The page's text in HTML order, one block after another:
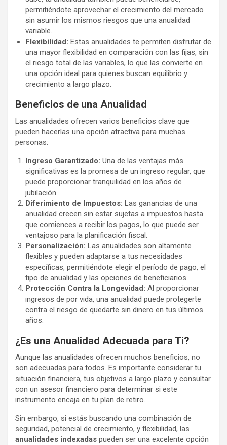
permitiéndote aprovechar el crecimiento del mercado
sin asumir los mismos riesgos que una anualidad
variable.
Flexibilidad: Estas anualidades te permiten disfrutar de
una mayor flexibilidad en comparación con las fijas, sin
el riesgo total de las variables, lo que las convierte en
una opción ideal para quienes buscan equilibrio y
crecimiento a largo plazo.
Beneficios de una Anualidad
Las anualidades ofrecen varios beneficios clave que
pueden hacerlas una opción atractiva para muchas
personas:
Ingreso Garantizado: Una de las ventajas más
significativas es la promesa de un ingreso regular, que
puede proporcionar tranquilidad en los años de
jubilación.
Diferimiento de Impuestos: Las ganancias de una
anualidad crecen sin estar sujetas a impuestos hasta
que comiences a recibir los pagos, lo que puede ser
ventajoso para la planificación fiscal.
Personalización: Las anualidades son altamente
flexibles y pueden adaptarse a tus necesidades
específicas, permitiéndote elegir el período de pago, el
tipo de anualidad y las opciones de beneficiarios.
Protección Contra la Longevidad: Al proporcionar
ingresos de por vida, una anualidad puede protegerte
contra el riesgo de quedarte sin dinero en tus últimos
años.
¿Es una Anualidad Adecuada para Ti?
Aunque las anualidades ofrecen muchos beneficios, no
son adecuadas para todos. Es importante considerar tu
situación financiera, tus objetivos a largo plazo y consultar
con un asesor financiero para determinar si este
instrumento encaja en tu plan de retiro.
Sin embargo, si estás buscando una combinación de
seguridad, potencial de crecimiento, y flexibilidad, las
anualidades indexadas pueden ser una excelente opción